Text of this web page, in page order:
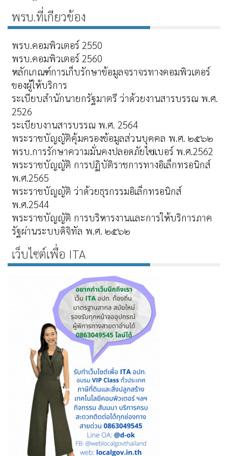
พรบ.ที่เกียวข้อง
พรบ.คอมพิวเตอร์ 2550
พรบ.คอมพิวเตอร์ 2560
หลักเกณฑ์การเก็บรักษาข้อมูลจราจรทางคอมพิวเตอร์
ของผู้ให้บริการ
ระเบียบสำนักนายกรัฐมาตรี ว่าด้วยงานสารบรรณ พ.ศ.
2526
ระเบียบงานสารบรรณ พ.ศ. 2564
พระราชบัญญัติคุ้มครองข้อมูลส่วนบุคคล พ.ศ. ๒๕๖๒
พรบ.การรักษาความมั่นคงปลอดภัยไซเบอร์ พ.ศ.2562
พระราชบัญญัติ การปฏิบัติราชการทางอิเล็กทรอนิกส์
พ.ศ.2565
พระราชบัญญัติ ว่าด้วยธุรกรรมอิเล็กทรอนิกส์
พ.ศ.2544
พระราชบัญญัติ การบริหารงานและการให้บริการภาค
รัฐผ่านระบบดิจิทัล พ.ศ. ๒๕๖๒
เว็บไซต์เพื่อ ITA